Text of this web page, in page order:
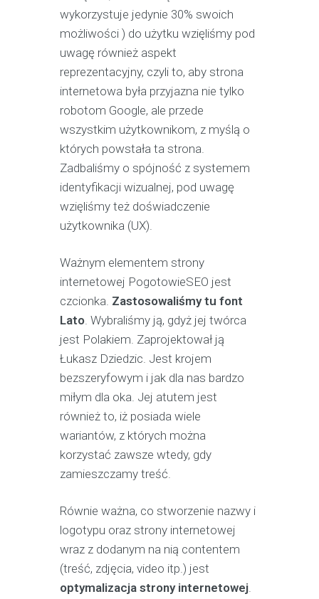
wykorzystuje jedynie 30% swoich
możliwości ) do użytku wzięliśmy pod
uwagę również aspekt
reprezentacyjny, czyli to, aby strona
internetowa była przyjazna nie tylko
robotom Google, ale przede
wszystkim użytkownikom, z myślą o
których powstała ta strona.
Zadbaliśmy o spójność z systemem
identyfikacji wizualnej, pod uwagę
wzięliśmy też doświadczenie
użytkownika (UX).
Ważnym elementem strony
internetowej PogotowieSEO jest
czcionka. Zastosowaliśmy tu font
Lato. Wybraliśmy ją, gdyż jej twórca
jest Polakiem. Zaprojektował ją
Łukasz Dziedzic. Jest krojem
bezszeryfowym i jak dla nas bardzo
miłym dla oka. Jej atutem jest
również to, iż posiada wiele
wariantów, z których można
korzystać zawsze wtedy, gdy
zamieszczamy treść.
Równie ważna, co stworzenie nazwy i
logotypu oraz strony internetowej
wraz z dodanym na nią contentem
(treść, zdjęcia, video itp.) jest
optymalizacja strony internetowej.